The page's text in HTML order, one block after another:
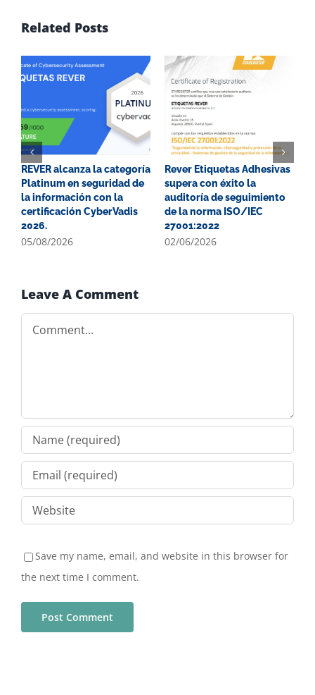
Related Posts
REVER alcanza la categoría
Platinum en seguridad de
la información con la
certificación CyberVadis
2026.
05/08/2026
Rever Etiquetas Adhesivas
supera con éxito la
auditoría de seguimiento
de la norma ISO/IEC
27001:2022
02/06/2026
Leave A Comment
Comment
Save my name, email, and website in this browser for
the next time I comment.